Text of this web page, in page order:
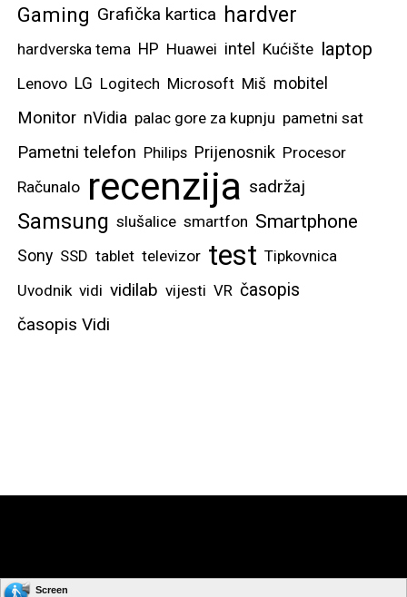
Gaming Grafička kartica hardver
hardverska tema HP Huawei intel Kućište laptop
Lenovo LG Logitech Microsoft Miš mobitel
Monitor nVidia palac gore za kupnju pametni sat
Pametni telefon Philips Prijenosnik Procesor
Računalo recenzija sadržaj
Samsung slušalice smartfon Smartphone
Sony SSD tablet televizor test Tipkovnica
Uvodnik vidi vidilab vijesti VR časopis
časopis Vidi